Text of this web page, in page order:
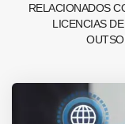
RELACIONADOS
LICENCIAS